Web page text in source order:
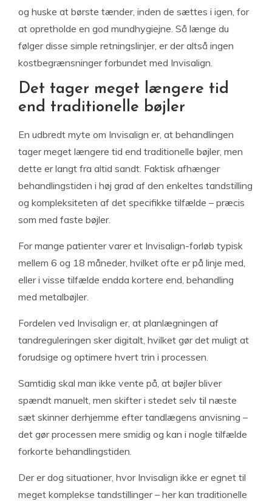
og huske at børste tænder, inden de sættes i igen, for
at opretholde en god mundhygiejne. Så længe du
følger disse simple retningslinjer, er der altså ingen
kostbegrænsninger forbundet med Invisalign.
Det tager meget længere tid
end traditionelle bøjler
En udbredt myte om Invisalign er, at behandlingen
tager meget længere tid end traditionelle bøjler, men
dette er langt fra altid sandt. Faktisk afhænger
behandlingstiden i høj grad af den enkeltes tandstilling
og kompleksiteten af det specifikke tilfælde – præcis
som med faste bøjler.
For mange patienter varer et Invisalign-forløb typisk
mellem 6 og 18 måneder, hvilket ofte er på linje med,
eller i visse tilfælde endda kortere end, behandling
med metalbøjler.
Fordelen ved Invisalign er, at planlægningen af
tandreguleringen sker digitalt, hvilket gør det muligt at
forudsige og optimere hvert trin i processen.
Samtidig skal man ikke vente på, at bøjler bliver
spændt manuelt, men skifter i stedet selv til næste
sæt skinner derhjemme efter tandlægens anvisning –
det gør processen mere smidig og kan i nogle tilfælde
forkorte behandlingstiden.
Der er dog situationer, hvor Invisalign ikke er egnet til
meget komplekse tandstillinger – her kan traditionelle